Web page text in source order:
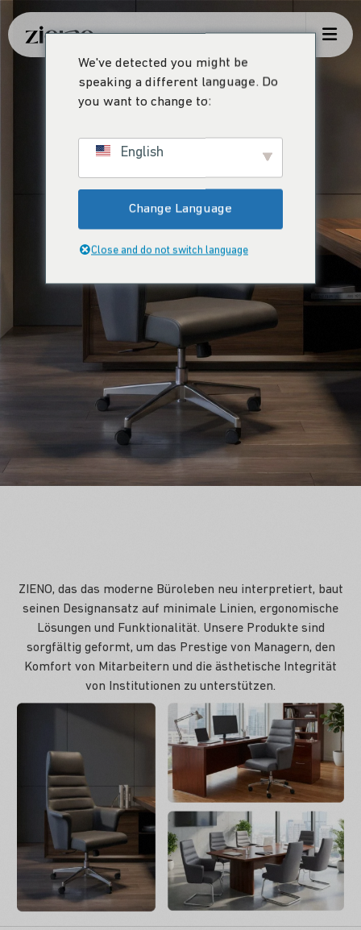
ZIENO, das das moderne Büroleben neu interpretiert, baut
seinen Designansatz auf minimale Linien, ergonomische
Lösungen und Funktionalität. Unsere Produkte sind
sorgfältig geformt, um das Prestige von Managern, den
Komfort von Mitarbeitern und die ästhetische Integrität
von Institutionen zu unterstützen.
We've detected you might be
speaking a different language. Do
you want to change to:
English
Change Language
Close and do not switch language